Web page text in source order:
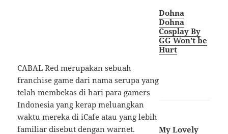
CABAL Red merupakan sebuah
franchise game dari nama serupa yang
telah membekas di hari para gamers
Indonesia yang kerap meluangkan
waktu mereka di iCafe atau yang lebih
familiar disebut dengan warnet.
Dohna
Dohna
Cosplay By
GG Won’t be
Hurt
My Lovely